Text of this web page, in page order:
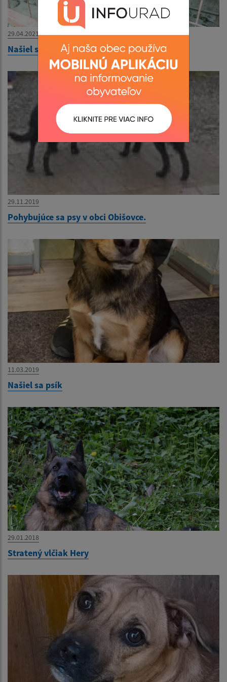
29.04.2021
Našiel sa psík
29.11.2019
Pohybujúce sa psy v obci Obišovce.
11.03.2019
Našiel sa psík
29.01.2018
Stratený vlčiak Hery